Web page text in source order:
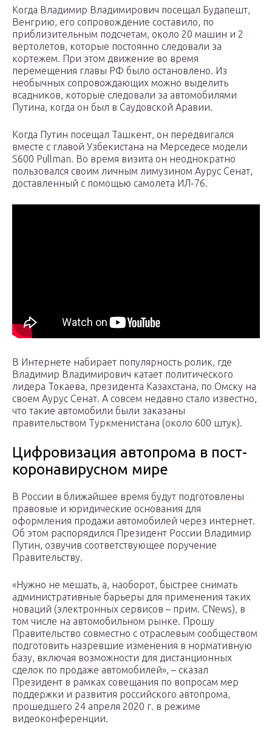
Когда Владимир Владимирович посещал Будапешт,
Венгрию, его сопровождение составило, по
приблизительным подсчетам, около 20 машин и 2
вертолетов, которые постоянно следовали за
кортежем. При этом движение во время
перемещения главы РФ было остановлено. Из
необычных сопровождающих можно выделить
всадников, которые следовали за автомобилями
Путина, когда он был в Саудовской Аравии.
Когда Путин посещал Ташкент, он передвигался
вместе с главой Узбекистана на Мерседесе модели
S600 Pullman. Во время визита он неоднократно
пользовался своим личным лимузином Аурус Сенат,
доставленный с помощью самолета ИЛ-76.
В Интернете набирает популярность ролик, где
Владимир Владимирович катает политического
лидера Токаева, президента Казахстана, по Омску на
своем Аурус Сенат. А совсем недавно стало известно,
что такие автомобили были заказаны
правительством Туркменистана (около 600 штук).
Цифровизация автопрома в пост-
коронавирусном мире
В России в ближайшее время будут подготовлены
правовые и юридические основания для
оформления продажи автомобилей через интернет.
Об этом распорядился Президент России Владимир
Путин, озвучив соответствующее поручение
Правительству.
«Нужно не мешать, а, наоборот, быстрее снимать
административные барьеры для применения таких
новаций (электронных сервисов – прим. CNews), в
том числе на автомобильном рынке. Прошу
Правительство совместно с отраслевым сообществом
подготовить назревшие изменения в нормативную
базу, включая возможности для дистанционных
сделок по продаже автомобилей», – сказал
Президент в рамках совещания по вопросам мер
поддержки и развития российского автопрома,
прошедшего 24 апреля 2020 г. в режиме
видеоконференции.